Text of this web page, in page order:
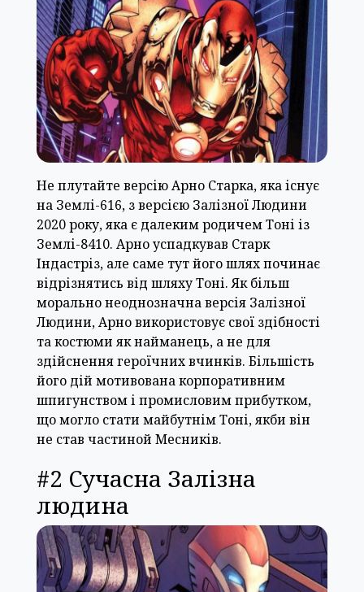
Не плутайте версію Арно Старка, яка існує
на Землі-616, з версією Залізної Людини
2020 року, яка є далеким родичем Тоні із
Землі-8410. Арно успадкував Старк
Індастріз, але саме тут його шлях починає
відрізнятись від шляху Тоні. Як більш
морально неоднозначна версія Залізної
Людини, Арно використовує свої здібності
та костюми як найманець, а не для
здійснення героїчних вчинків. Більшість
його дій мотивована корпоративним
шпигунством і промисловим прибутком,
що могло стати майбутнім Тоні, якби він
не став частиной Месників.
#2 Сучасна Залізна
людина